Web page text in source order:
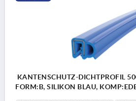
KANTENSCHUTZ-DICHTPROFIL
FORM:B, SILIKON BLAU,